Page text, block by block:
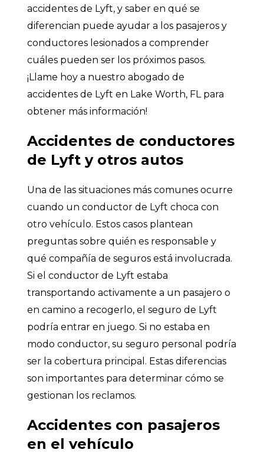
accidentes de Lyft, y saber en qué se
diferencian puede ayudar a los pasajeros y
conductores lesionados a comprender
cuáles pueden ser los próximos pasos.
¡Llame hoy a nuestro abogado de
accidentes de Lyft en Lake Worth, FL para
obtener más información!
Accidentes de conductores
de Lyft y otros autos
Una de las situaciones más comunes ocurre
cuando un conductor de Lyft choca con
otro vehículo. Estos casos plantean
preguntas sobre quién es responsable y
qué compañía de seguros está involucrada.
Si el conductor de Lyft estaba
transportando activamente a un pasajero o
en camino a recogerlo, el seguro de Lyft
podría entrar en juego. Si no estaba en
modo conductor, su seguro personal podría
ser la cobertura principal. Estas diferencias
son importantes para determinar cómo se
gestionan los reclamos.
Accidentes con pasajeros
en el vehículo